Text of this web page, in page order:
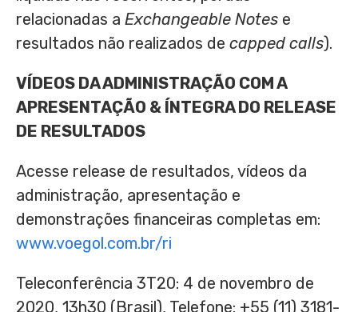
relacionadas a Exchangeable Notes e
resultados não realizados de capped calls).
VÍDEOS DA ADMINISTRAÇÃO COM A
APRESENTAÇÃO & ÍNTEGRA DO RELEASE
DE RESULTADOS
Acesse release de resultados, vídeos da
administração, apresentação e
demonstrações financeiras completas em:
www.voegol.com.br/ri
Teleconferência 3T20: 4 de novembro de
2020, 13h30 (Brasil), Telefone: +55 (11) 3181-